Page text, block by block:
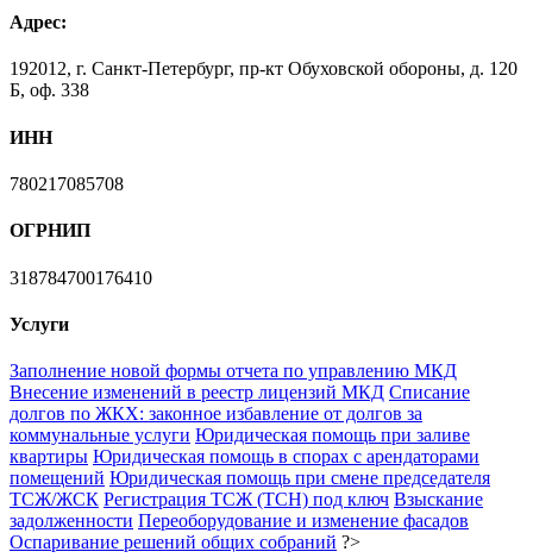
Адрес:
192012, г. Санкт-Петербург, пр-кт Обуховской обороны, д. 120
Б, оф. 338
ИНН
780217085708
ОГРНИП
318784700176410
Услуги
Заполнение новой формы отчета по управлению МКД
Внесение изменений в реестр лицензий МКД Списание
долгов по ЖКХ: законное избавление от долгов за
коммунальные услуги Юридическая помощь при заливе
квартиры Юридическая помощь в спорах с арендаторами
помещений Юридическая помощь при смене председателя
ТСЖ/ЖСК Регистрация ТСЖ (ТСН) под ключ Взыскание
задолженности Переоборудование и изменение фасадов
Оспаривание решений общих собраний ?>